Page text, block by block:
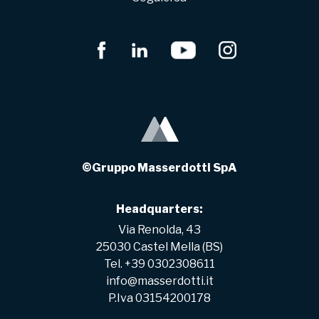
©Gruppo Masserdotti SpA
Headquarters:
Via Renolda, 43
25030 Castel Mella (BS)
Tel. +39 0302308611
info@masserdotti.it
P.Iva 03154200178